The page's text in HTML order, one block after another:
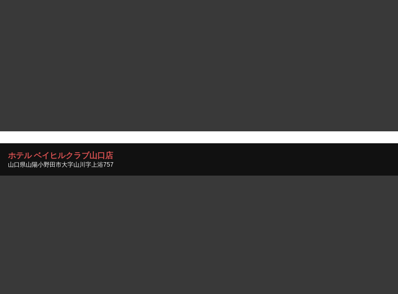
ホテル ベイヒルクラブ山口店
山口県山陽小野田市大字山川字上浴757